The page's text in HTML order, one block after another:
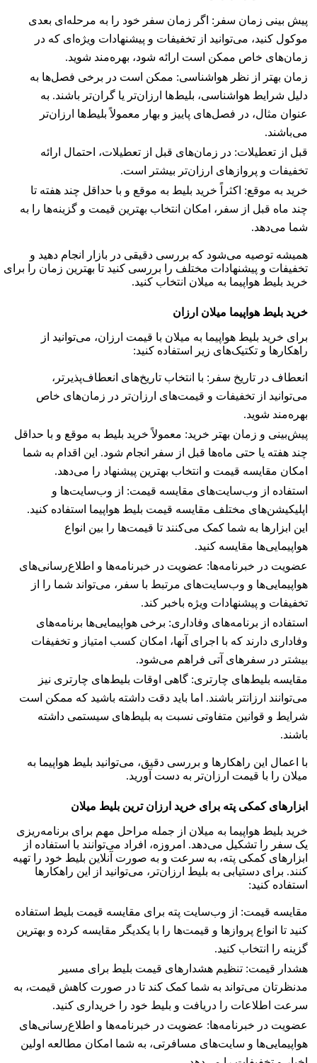
پیش بینی زمان سفر: اگر زمان سفر خود را به مرحله‌ای بعدی
موکول کنید، می‌توانید از تخفیفات و پیشنهادات ویژه‌ای که در
زمان‌های خاص ممکن است ارائه شود، بهره‌مند شوید.
زمان بهتر از نظر هواشناسی: ممکن است در برخی فصل‌ها به
دلیل شرایط هواشناسی، بلیط‌ها ارزان‌تر یا گران‌تر باشند. به
عنوان مثال، در فصل‌های پاییز و بهار معمولاً بلیط‌ها ارزان‌تر
می‌باشند.
قبل از تعطیلات: در زمان‌های قبل از تعطیلات، احتمال ارائه
تخفیفات و پروازهای ارزان‌تر بیشتر است.
خرید به موقع: اکثراً خرید بلیط به موقع و با حداقل چند هفته تا
چند ماه قبل از سفر، امکان انتخاب بهترین قیمت و گزینه‌ها را به
شما می‌دهد.
همیشه توصیه می‌شود که بررسی دقیقی در بازار انجام دهید و
تخفیفات و پیشنهادات مختلف را بررسی کنید تا بهترین زمان را برای
خرید بلیط هواپیما به میلان انتخاب کنید.
خرید بلیط هواپیما میلان ارزان
برای خرید بلیط هواپیما به میلان با قیمت ارزان، می‌توانید از
راهکارها و تکتیک‌های زیر استفاده کنید:
انعطاف در تاریخ سفر: با انتخاب تاریخ‌های انعطاف‌پذیرتر،
می‌توانید از تخفیفات و قیمت‌های ارزان‌تر در زمان‌های خاص
بهره‌مند شوید.
پیش‌بینی و زمان بهتر خرید: معمولاً خرید بلیط به موقع و با حداقل
چند هفته یا حتی ماه‌ها قبل از سفر انجام شود. این اقدام به شما
امکان مقایسه قیمت و انتخاب بهترین پیشنهاد را می‌دهد.
استفاده از وب‌سایت‌های مقایسه قیمت: از وب‌سایت‌ها و
اپلیکیشن‌های مختلف مقایسه قیمت بلیط هواپیما استفاده کنید.
این ابزارها به شما کمک می‌کنند تا قیمت‌ها را بین انواع
هواپیمایی‌ها مقایسه کنید.
عضویت در خبرنامه‌ها: عضویت در خبرنامه‌ها و اطلاع‌رسانی‌های
هواپیمایی‌ها و وب‌سایت‌های مرتبط با سفر، می‌تواند شما را از
تخفیفات و پیشنهادات ویژه باخبر کند.
استفاده از برنامه‌های وفاداری: برخی هواپیمایی‌ها برنامه‌های
وفاداری دارند که با اجرای آنها، امکان کسب امتیاز و تخفیفات
بیشتر در سفرهای آتی فراهم می‌شود.
مقایسه بلیط‌های چارتری: گاهی اوقات بلیط‌های چارتری نیز
می‌توانند ارزانتر باشند. اما باید دقت داشته باشید که ممکن است
شرایط و قوانین متفاوتی نسبت به بلیط‌های سیستمی داشته
باشند.
با اعمال این راهکارها و بررسی دقیق، می‌توانید بلیط هواپیما به
میلان را با قیمت ارزان‌تر به دست آورید.
ابزارهای کمکی پته برای خرید ارزان ترین بلیط میلان
خرید بلیط هواپیما به میلان از جمله مراحل مهم برای برنامه‌ریزی
یک سفر را تشکیل می‌دهد. امروزه، افراد می‌توانند با استفاده از
ابزارهای کمکی پته، به سرعت و به صورت آنلاین بلیط خود را تهیه
کنند. برای دستیابی به بلیط ارزان‌تر، می‌توانید از این راهکارها
استفاده کنید:
مقایسه قیمت: از وب‌سایت پته برای مقایسه قیمت بلیط استفاده
کنید تا انواع پروازها و قیمت‌ها را با یکدیگر مقایسه کرده و بهترین
گزینه را انتخاب کنید.
هشدار قیمت: تنظیم هشدارهای قیمت بلیط برای مسیر
مدنظرتان می‌تواند به شما کمک کند تا در صورت کاهش قیمت، به
سرعت اطلاعات را دریافت و بلیط خود را خریداری کنید.
عضویت در خبرنامه‌ها: عضویت در خبرنامه‌ها و اطلاع‌رسانی‌های
هواپیمایی‌ها و سایت‌های مسافرتی، به شما امکان مطالعه اولین